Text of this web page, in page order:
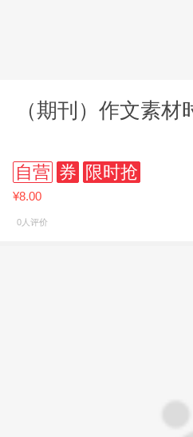
（期刊）作文素
自营 券 限时抢
¥8.00
0人评价